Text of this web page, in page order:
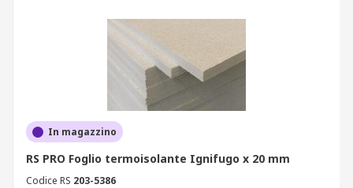
In magazzino
RS PRO Foglio termoisolante Ignifugo x 20 mm
Codice RS 203-5386